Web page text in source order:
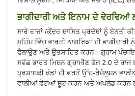
ਭਾਗੀਦਾਰੀ ਅਤੇ ਇਨਾਮ ਦੇ ਵੇਰਵਿਆਂ
ਸਾਰੇ ਰਾਜਾਂ /ਕੇਂਦਰ ਸ਼ਾਸਿਤ ਪ੍ਰਦੇਸ਼ਾਂ ਨੂੰ ਬੇਨਤੀ
ਮੁਹਿੰਮ ਵਿੱਚ ਭਾਰਤੀ ਨਾਗਰਿਕਾਂ ਦੀ
ਫੈਲਾਉਣ ਅਤੇ ਉਤਸ਼ਾਹਿਤ ਕਰਨ। ਗ੍ਰਾਮ
ਸਵੱਛ ਭਾਰਤ ਮਿਸ਼ਨ ਗ੍ਰਾਮੀਣ ਫੇਜ਼ 2.0 ਦੇ
ਪ੍ਰਸ਼ਾਸਕੀ ਫੰਡਾਂ ਦੀ ਵਰਤੋਂ ਉੱਚ-ਰੈਜ਼ੋਲੂਸ਼ਨ
ਵਾਲੀਆਂ ਫੋਟੋਆਂ ਸ਼ੂਟ ਕਰਨ ਅਤੇ ਅਪਲੋਡ ਕਰਨ